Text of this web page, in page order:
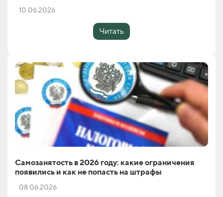
10.06.2026
Читать
Самозанятость в 2026 году: какие ограничения
появились и как не попасть на штрафы
08.06.2026